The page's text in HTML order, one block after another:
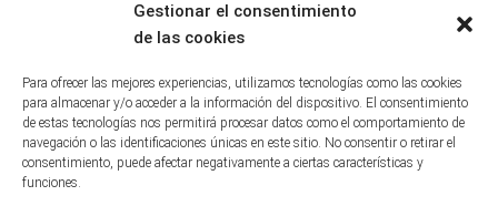
Gestionar el consentimiento
de las cookies
Para ofrecer las mejores experiencias, utilizamos tecnologías como las cookies
para almacenar y/o acceder a la información del dispositivo. El consentimiento
de estas tecnologías nos permitirá procesar datos como el comportamiento de
navegación o las identificaciones únicas en este sitio. No consentir o retirar el
consentimiento, puede afectar negativamente a ciertas características y
funciones.
16/02/2024
INSTAGRAM